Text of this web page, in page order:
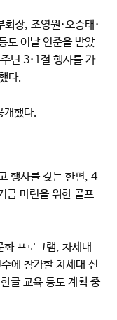
장, 조영원·오승태·
도 이날 인준을 받았
년 3·1절 행사를 가
다.
개했다.
행사를 갖는 한편, 4
금 마련을 위한 골프
프로그램, 차세대
에 참가할 차세대 선
글 교육 등도 계획 중